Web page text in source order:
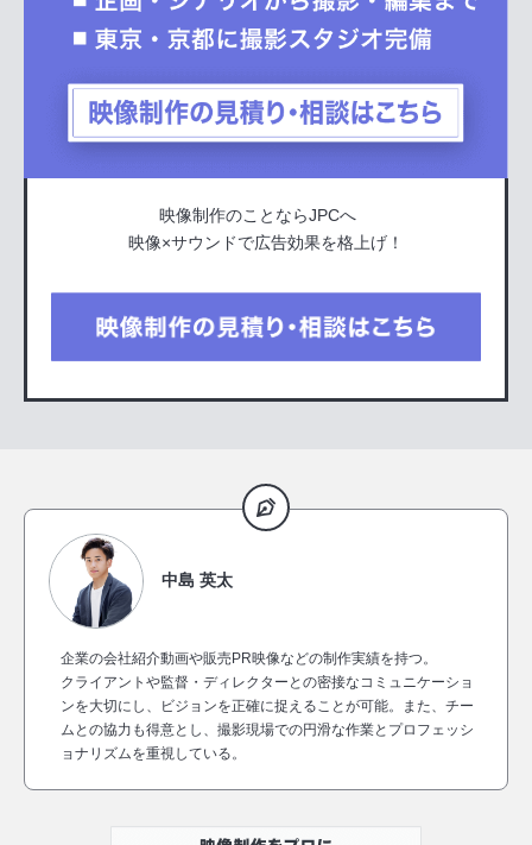
映像制作のことならJPCへ
映像×サウンドで広告効果を格上げ！
中島 英太
企業の会社紹介動画や販売PR映像などの制作実績を持つ。
クライアントや監督・ディレクターとの密接なコミュニケーショ
ンを大切にし、ビジョンを正確に捉えることが可能。また、チー
ムとの協力も得意とし、撮影現場での円滑な作業とプロフェッシ
ョナリズムを重視している。